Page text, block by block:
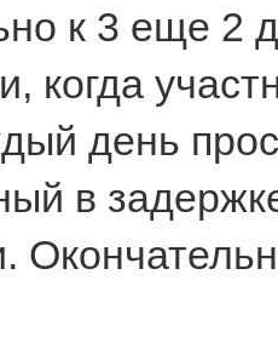
к 3 еще 2
когда
день
в